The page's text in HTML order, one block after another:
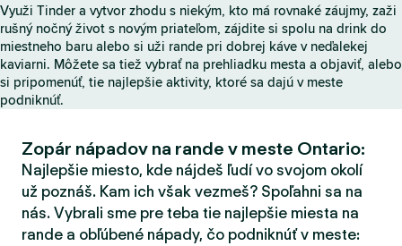
o
v
k
a
T
d
e
r
Využi Tinder a vytvor zhodu s niekým, kto má rovnaké záujmy, zaži
rušný nočný život s novým priateľom, zájdite si spolu na drink do
miestneho baru alebo si uži rande pri dobrej káve v neďalekej
kaviarni. Môžete sa tiež vybrať na prehliadku mesta a objaviť, alebo
si pripomenúť, tie najlepšie aktivity, ktoré sa dajú v meste
podniknúť.
Zopár nápadov na rande v meste Ontario:
Najlepšie miesto, kde nájdeš ľudí vo svojom okolí
už poznáš. Kam ich však vezmeš? Spoľahni sa na
nás. Vybrali sme pre teba tie najlepšie miesta na
rande a obľúbené nápady, čo podniknúť v meste: